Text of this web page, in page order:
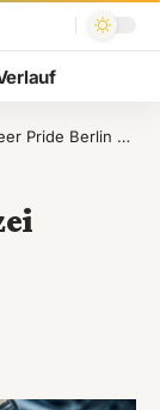
Berlin Polizei Einsatz 2024 eskaliert